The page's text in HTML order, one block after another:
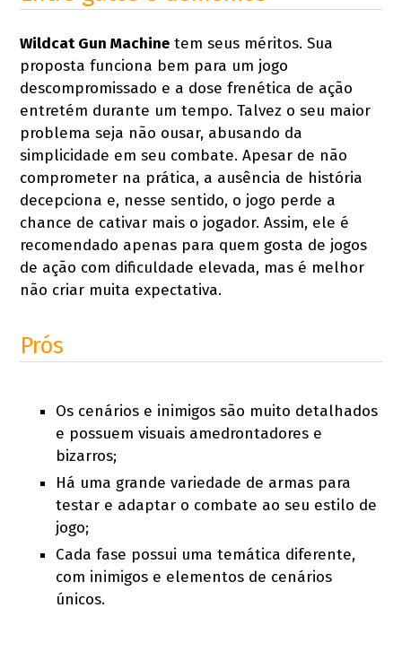
Wildcat Gun Machine tem seus méritos. Sua
proposta funciona bem para um jogo
descompromissado e a dose frenética de ação
entretém durante um tempo. Talvez o seu maior
problema seja não ousar, abusando da
simplicidade em seu combate. Apesar de não
comprometer na prática, a ausência de história
decepciona e, nesse sentido, o jogo perde a
chance de cativar mais o jogador. Assim, ele é
recomendado apenas para quem gosta de jogos
de ação com dificuldade elevada, mas é melhor
não criar muita expectativa.
Prós
Os cenários e inimigos são muito detalhados
e possuem visuais amedrontadores e
bizarros;
Há uma grande variedade de armas para
testar e adaptar o combate ao seu estilo de
jogo;
Cada fase possui uma temática diferente,
com inimigos e elementos de cenários
únicos.